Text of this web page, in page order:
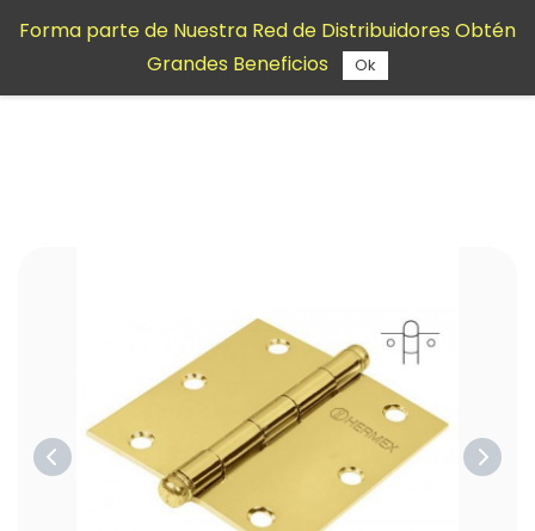
contenido
Forma parte de Nuestra Red de Distribuidores Obtén
Grandes Beneficios
Ok